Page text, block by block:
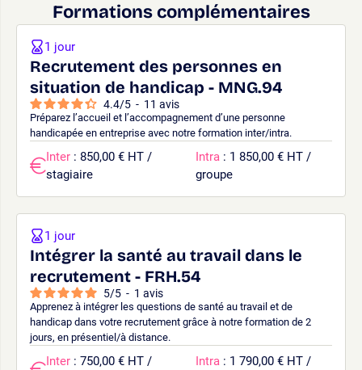
Formations complémentaires
Recrutement des personnes en
situation de handicap - MNG.94
4.4/5 - 11 avis
Préparez l’accueil et l’accompagnement d’une personne
handicapée en entreprise avec notre formation inter/intra.
1 jour
Inter : 850,00 € HT /
stagiaire
Intra : 1 850,00 € HT /
groupe
Intégrer la santé au travail dans le
recrutement - FRH.54
5/5 - 1 avis
Apprenez à intégrer les questions de santé au travail et de
handicap dans votre recrutement grâce à notre formation de 2
jours, en présentiel/à distance.
1 jour
Inter : 750,00 € HT /
Intra : 1 790,00 € HT /